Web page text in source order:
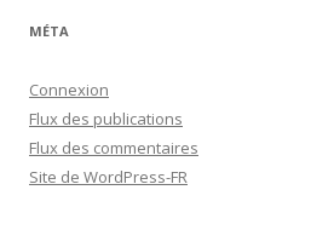
MÉTA
Connexion
Flux des publications
Flux des commentaires
Site de WordPress-FR